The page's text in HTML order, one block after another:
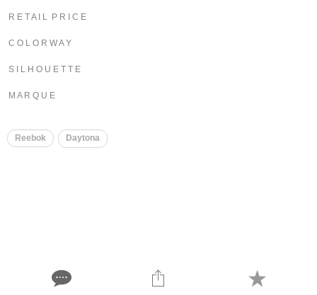
R E T A I L P R I C E
C O L O R W A Y
S I L H O U E T T E
M A R Q U E
Reebok Daytona